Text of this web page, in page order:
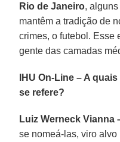
Rio de Janeiro,
mantêm a tradição de
crimes, o futebol. Esse
gente das camadas
IHU On-Line – A
se refere?
Luiz Werneck Vianna
se nomeá-las, viro alvo